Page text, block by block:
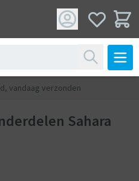
vandaag verzonden
Sahara